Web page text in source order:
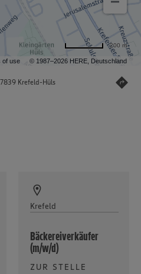
of use © 1987–2026 HERE, Deutschland
200 m
Krefeld-Hüls
Krefeld
Bäckereiverkäufer
(m/w/d)
ZUR STELLE